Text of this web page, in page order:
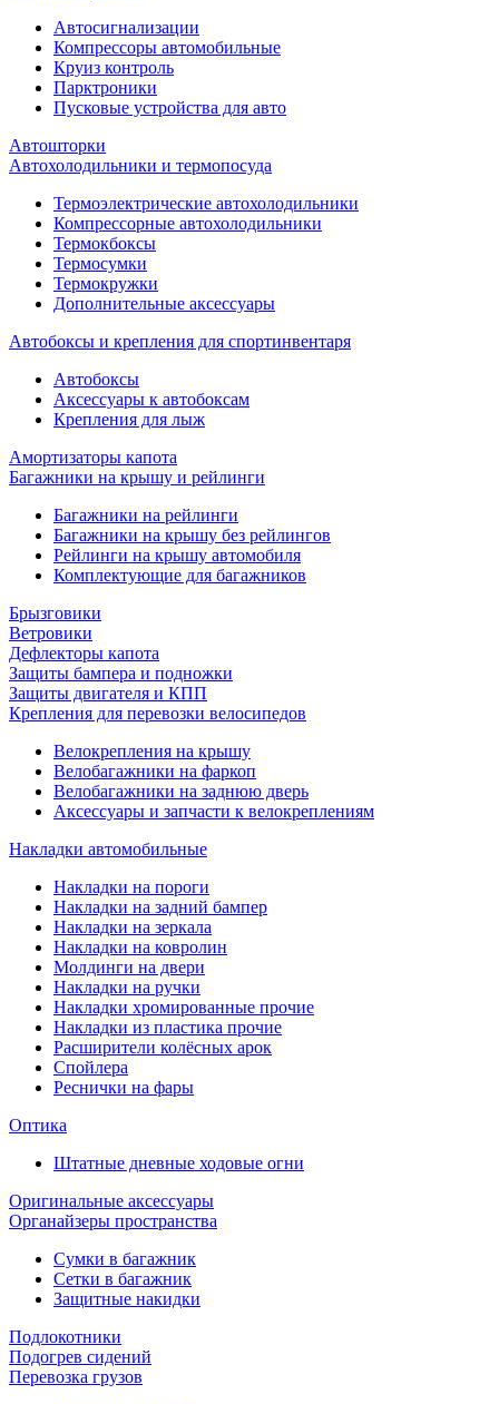
Автосигнализации
Компрессоры автомобильные
Круиз контроль
Парктроники
Пусковые устройства для авто
Автошторки
Автохолодильники и термопосуда
Термоэлектрические автохолодильники
Компрессорные автохолодильники
Термокбоксы
Термосумки
Термокружки
Дополнительные аксессуары
Автобоксы и крепления для спортинвентаря
Автобоксы
Аксессуары к автобоксам
Крепления для лыж
Амортизаторы капота
Багажники на крышу и рейлинги
Багажники на рейлинги
Багажники на крышу без рейлингов
Рейлинги на крышу автомобиля
Комплектующие для багажников
Брызговики
Ветровики
Дефлекторы капота
Защиты бампера и подножки
Защиты двигателя и КПП
Крепления для перевозки велосипедов
Велокрепления на крышу
Велобагажники на фаркоп
Велобагажники на заднюю дверь
Аксессуары и запчасти к велокреплениям
Накладки автомобильные
Накладки на пороги
Накладки на задний бампер
Накладки на зеркала
Накладки на ковролин
Молдинги на двери
Накладки на ручки
Накладки хромированные прочие
Накладки из пластика прочие
Расширители колёсных арок
Спойлера
Реснички на фары
Оптика
Штатные дневные ходовые огни
Оригинальные аксессуары
Органайзеры пространства
Сумки в багажник
Сетки в багажник
Защитные накидки
Подлокотники
Подогрев сидений
Перевозка грузов